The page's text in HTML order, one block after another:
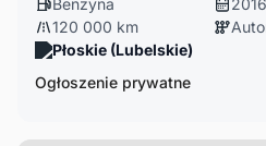
Benzyna
2016
120 000 km
Płoskie (Lubelskie)
Ogłoszenie prywatne